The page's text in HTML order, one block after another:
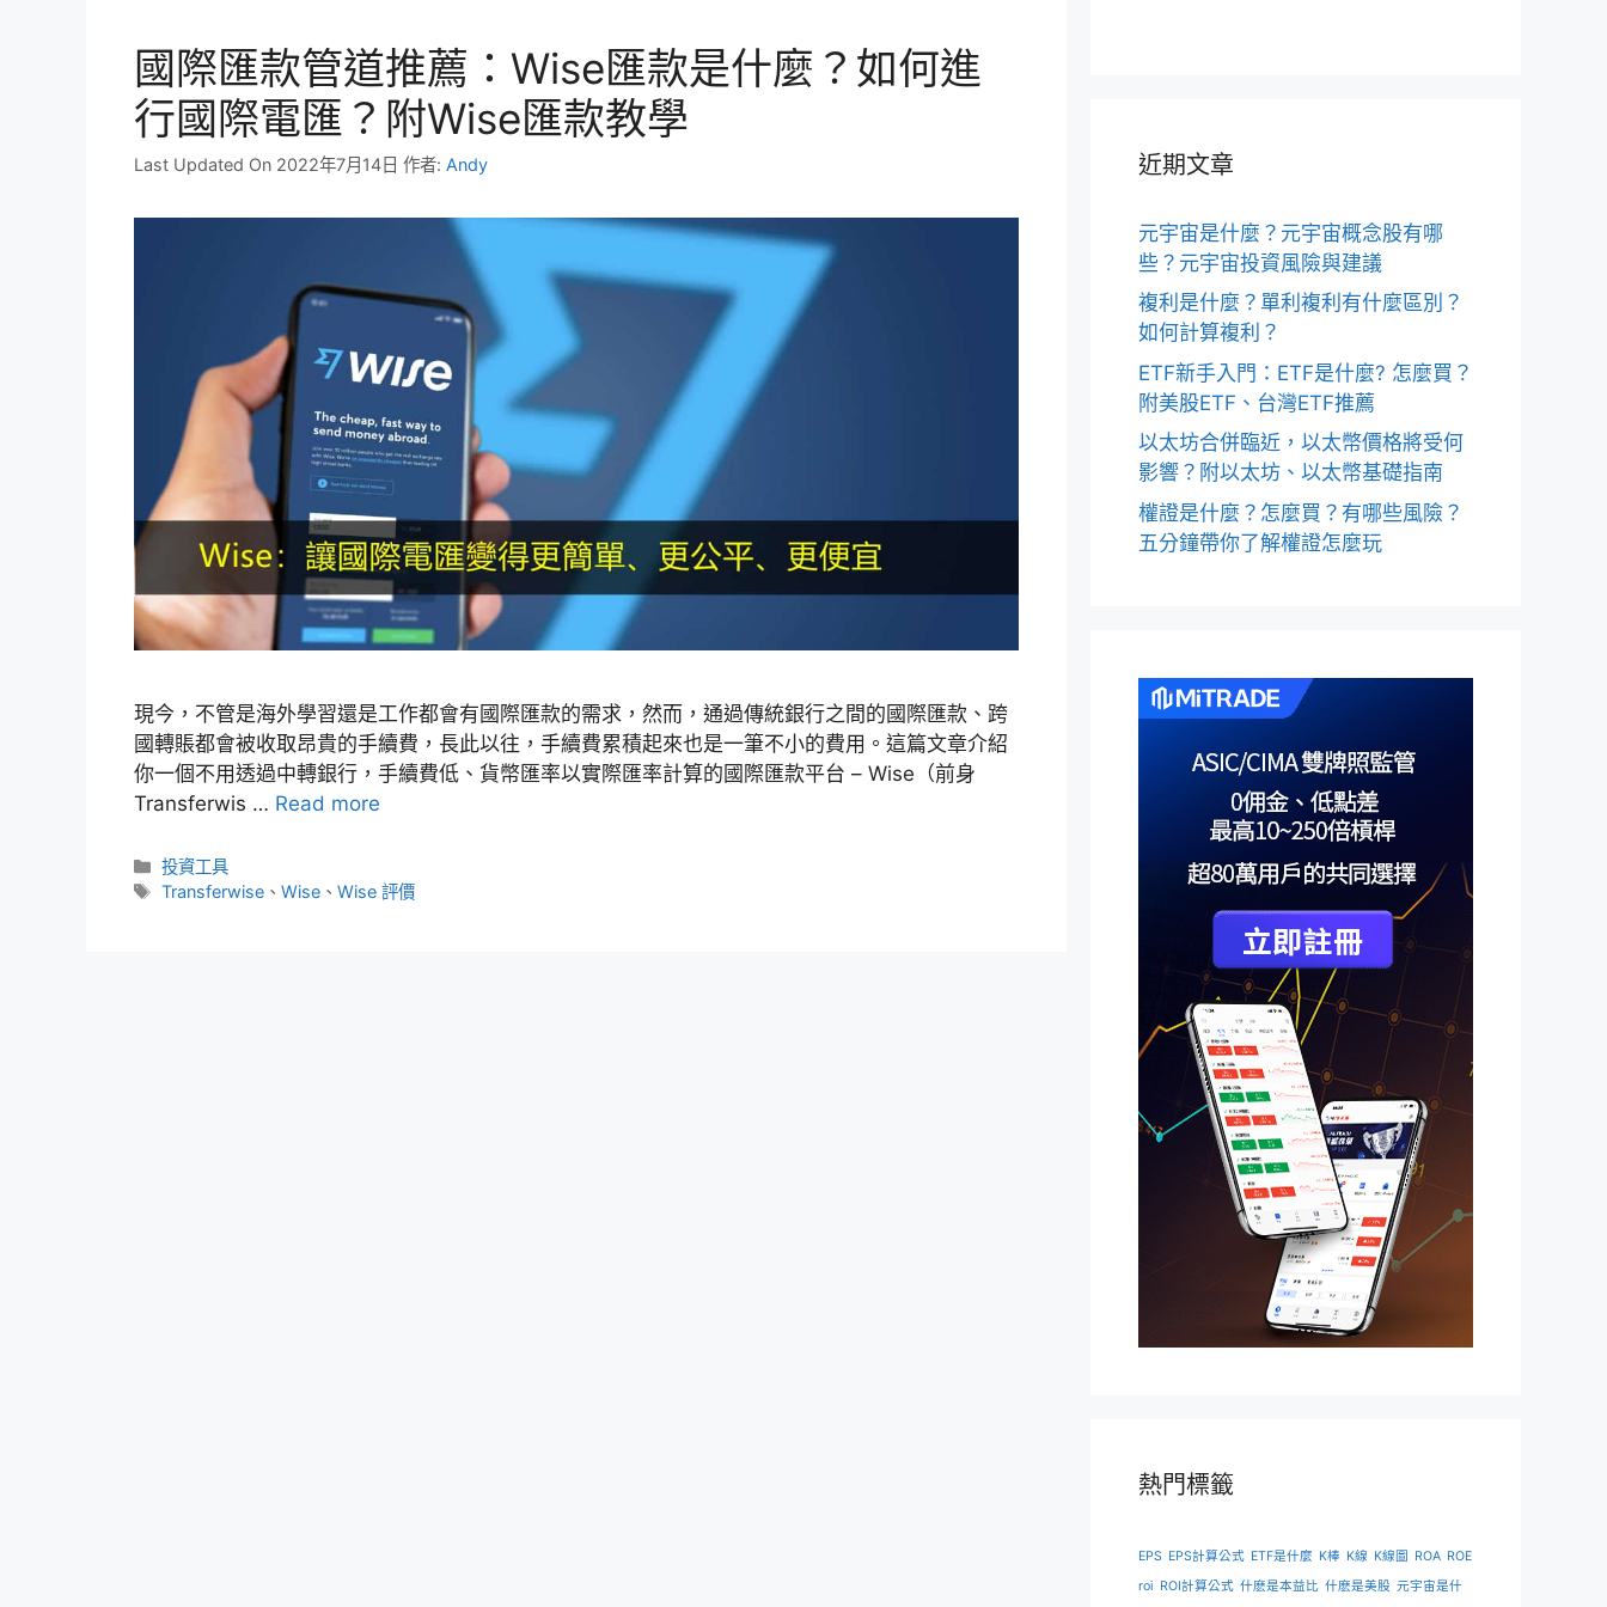
國際匯款管道推薦：Wise匯款是什麼？如何進
行國際電匯？附Wise匯款教學
Last Updated On 2022年7月14日 作者: Andy
現今，不管是海外學習還是工作都會有國際匯款的需求，然而，通過傳統銀行之間的國際匯款、跨
國轉賬都會被收取昂貴的手續費，長此以往，手續費累積起來也是一筆不小的費用。這篇文章介紹
你一個不用透過中轉銀行，手續費低、貨幣匯率以實際匯率計算的國際匯款平台 – Wise（前身
Transferwis … Read more
分
類
投資工具
標
Transferwise 、Wise 、Wise 評價
近期文章
元宇宙是什麼？元宇宙概念股有哪
些？元宇宙投資風險與建議
複利是什麼？單利複利有什麼區別？
如何計算複利？
ETF新手入門：ETF是什麼? 怎麼買？
附美股ETF、台灣ETF推薦
以太坊合併臨近，以太幣價格將受何
影響？附以太坊、以太幣基礎指南
權證是什麼？怎麼買？有哪些風險？
五分鐘帶你了解權證怎麼玩
熱門標籤
EPS EPS計算公式 ETF是什麼 K棒 K線 K線圖 ROA ROE
roi ROI計算公式 什麽是本益比 什麽是美股 元宇宙是什